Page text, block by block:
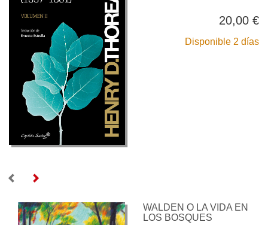
20,00 €
Disponible 2 días
WALDEN O LA VIDA EN
LOS BOSQUES